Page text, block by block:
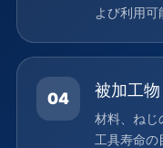
よび利用
04 被加工
材料、ねじ
工具寿命の